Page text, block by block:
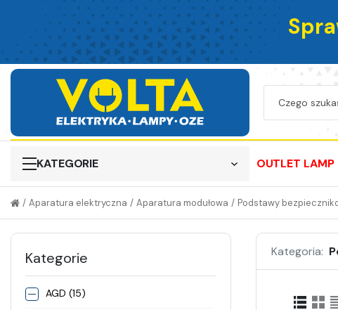
KATEGORIE OUTLET LAMP
Podstawy
/
Aparatura modułowa
/
Aparatura elektryczna
/
Kategorie
AGD (15)
Kategoria: